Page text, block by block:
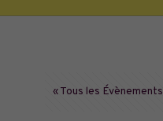
« Tous les Évènements